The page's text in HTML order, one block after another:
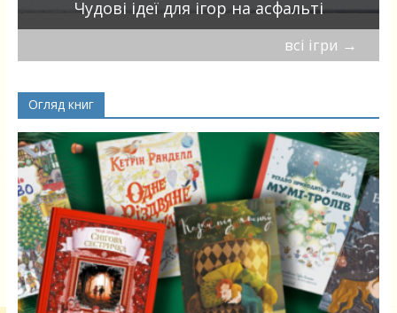
Чудові ідеї для ігор на асфальті
всі ігри →
Огляд книг